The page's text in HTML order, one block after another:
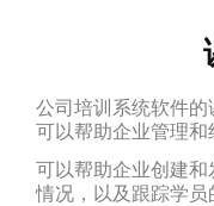
公司培训系统软件的
可以帮助企业管理和
可以帮助企业创建
情况，以及跟踪学